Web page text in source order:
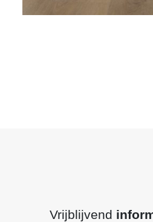
Vrijblijvend